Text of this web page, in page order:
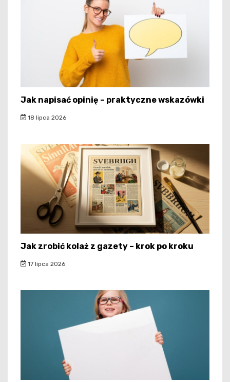
Jak napisać opinię – praktyczne wskazówki
18 lipca 2026
Jak zrobić kolaż z gazety – krok po kroku
17 lipca 2026